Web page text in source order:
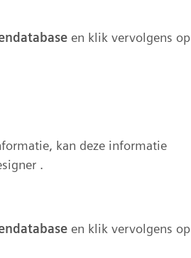
en klik vervolgens op
kan deze informatie
.
en klik vervolgens op